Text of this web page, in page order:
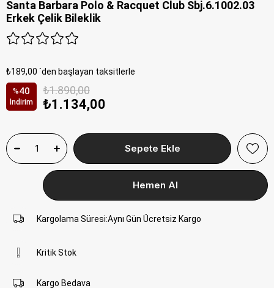
Santa Barbara Polo & Racquet Club Sbj.6.1002.03
Erkek Çelik Bileklik
₺189,00 `den başlayan taksitlerle
%40
İndirim
₺1.890,00
₺1.134,00
Kargolama Süresi:Aynı Gün Ücretsiz Kargo
Kritik Stok
Kargo Bedava